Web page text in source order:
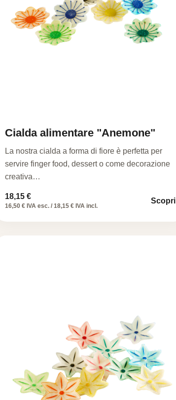
Cialda alimentare "Anemone"
La nostra cialda a forma di fiore è perfetta per
servire finger food, dessert o come decorazione
creativa…
18,15 €
16,50 € IVA esc. / 18,15 € IVA incl.
Scopri